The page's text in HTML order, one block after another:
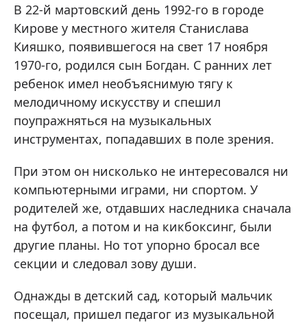
В 22-й мартовский день 1992-го в городе
Кирове у местного жителя Станислава
Кияшко, появившегося на свет 17 ноября
1970-го, родился сын Богдан. С ранних лет
ребенок имел необъяснимую тягу к
мелодичному искусству и спешил
поупражняться на музыкальных
инструментах, попадавших в поле зрения.
При этом он нисколько не интересовался ни
компьютерными играми, ни спортом. У
родителей же, отдавших наследника сначала
на футбол, а потом и на кикбоксинг, были
другие планы. Но тот упорно бросал все
секции и следовал зову души.
Однажды в детский сад, который мальчик
посещал, пришел педагог из музыкальной